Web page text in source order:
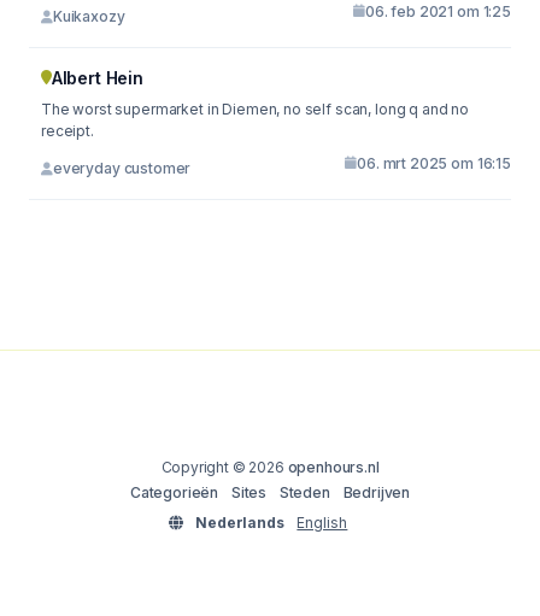
Kuikaxozy 06. feb 2021 om 1:25
Albert Hein
The worst supermarket in Diemen, no self scan, long q and no
receipt.
everyday customer 06. mrt 2025 om 16:15
Copyright © 2026 openhours.nl
Categorieën
Sites Steden
Bedrijven
Nederlands
English